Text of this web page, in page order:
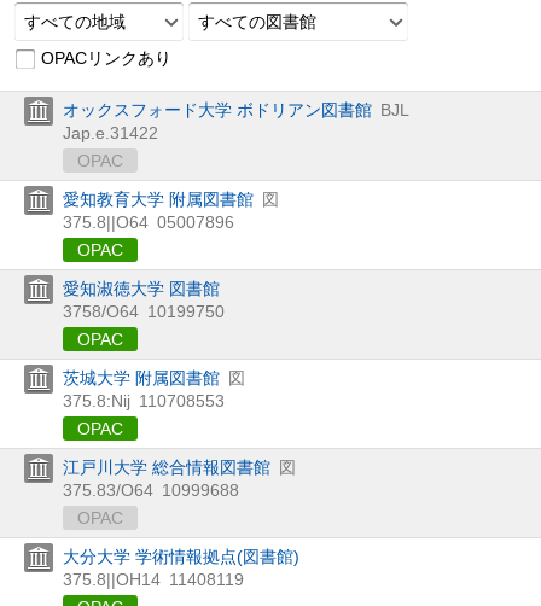
すべての地域
すべての図書館
OPACリンクあり
オックスフォード大学 ボドリアン図書館 BJL
Jap.e.31422
OPAC
愛知教育大学 附属図書館 図
375.8||O64 05007896
OPAC
愛知淑徳大学 図書館
3758/O64 10199750
OPAC
茨城大学 附属図書館 図
375.8:Nij 110708553
OPAC
江戸川大学 総合情報図書館 図
375.83/O64 10999688
OPAC
大分大学 学術情報拠点(図書館)
375.8||OH14 11408119